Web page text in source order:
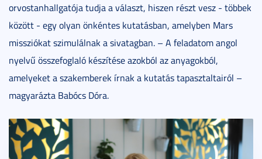
orvostanhallgatója tudja a választ, hiszen részt vesz - többek
között - egy olyan önkéntes kutatásban, amelyben Mars
missziókat szimulálnak a sivatagban. – A feladatom angol
nyelvű összefoglaló készítése azokból az anyagokból,
amelyeket a szakemberek írnak a kutatás tapasztaltairól –
magyarázta Babócs Dóra.